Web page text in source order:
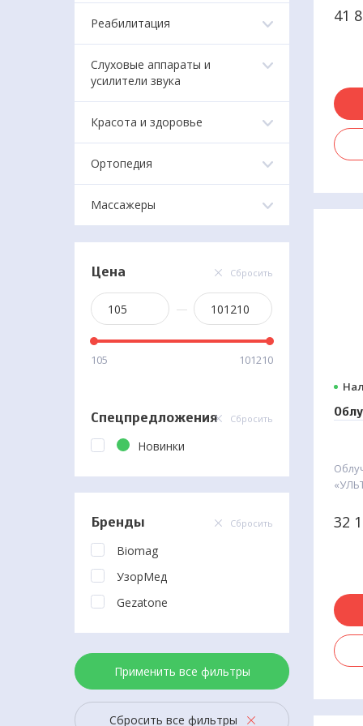
Реабилитация
Слуховые аппараты и
усилители звука
Красота и здоровье
Ортопедия
Массажеры
Сбросить
Цена
—
105 101210
Сбросить
Спецпредложения
Новинки
Сбросить
Бренды
Biomag
УзорМед
Gezatone
Применить все фильтры
Сбросить все фильтры
41
32